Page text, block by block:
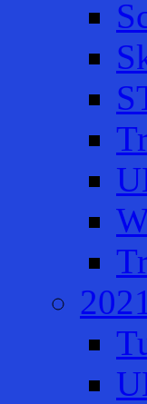
2021